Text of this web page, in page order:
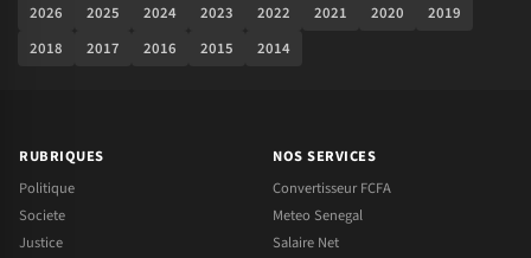
2026 2025 2024 2023 2022 2021 2020
2019
2018
2017 2016 2015 2014
RUBRIQUES
Politique
Societe
Justice
NOS SERVICES
Convertisseur FCFA
Meteo Senegal
Salaire Net